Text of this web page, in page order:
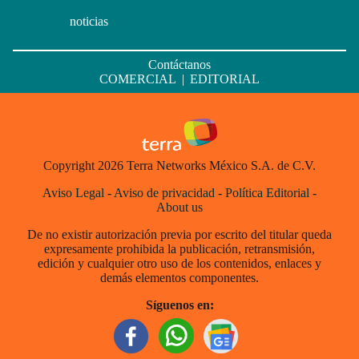
noticias
Contáctanos
COMERCIAL
EDITORIAL
Copyright 2026 Terra Networks México S.A. de C.V.
Aviso Legal - Aviso de privacidad - Política Editorial -
About us
De no existir autorización previa por escrito del titular queda
expresamente prohibida la publicación, retransmisión,
edición y cualquier otro uso de los contenidos, enlaces y
demás elementos componentes.
Síguenos en: